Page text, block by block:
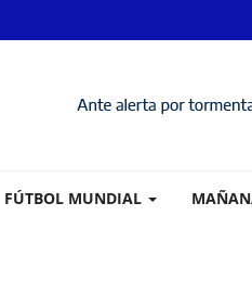
FÚTBOL MUNDIAL